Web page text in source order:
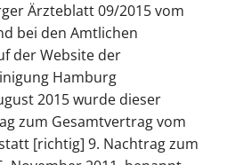
Ärzteblatt 09/2015 vom
bei den Amtlichen
der Website der
Hamburg
2015 wurde dieser
zum Gesamtvertrag vom
[richtig] 9. Nachtrag zum